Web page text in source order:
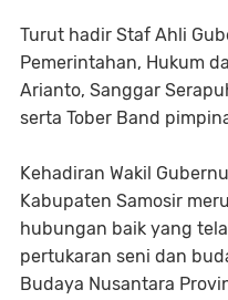
Turut hadir Staf Ahli
Pemerintahan, Hukum
Arianto, Sanggar
serta Tober Band
Kehadiran Wakil
Kabupaten Samosir
hubungan baik yang
pertukaran seni dan
Budaya Nusantara